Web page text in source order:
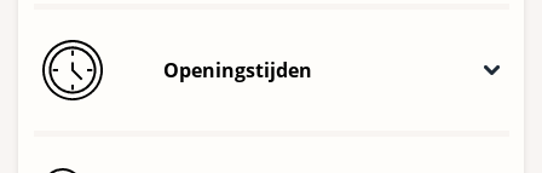
Openingstijden